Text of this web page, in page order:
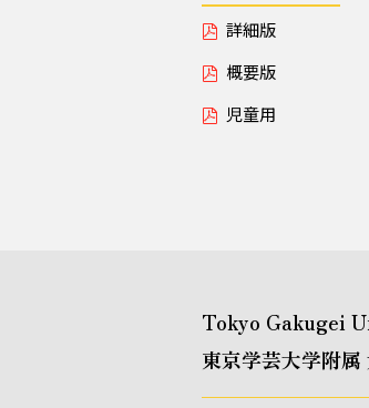
詳細版
概要版
児童用
Tokyo Gakugei
東京学芸大学附属